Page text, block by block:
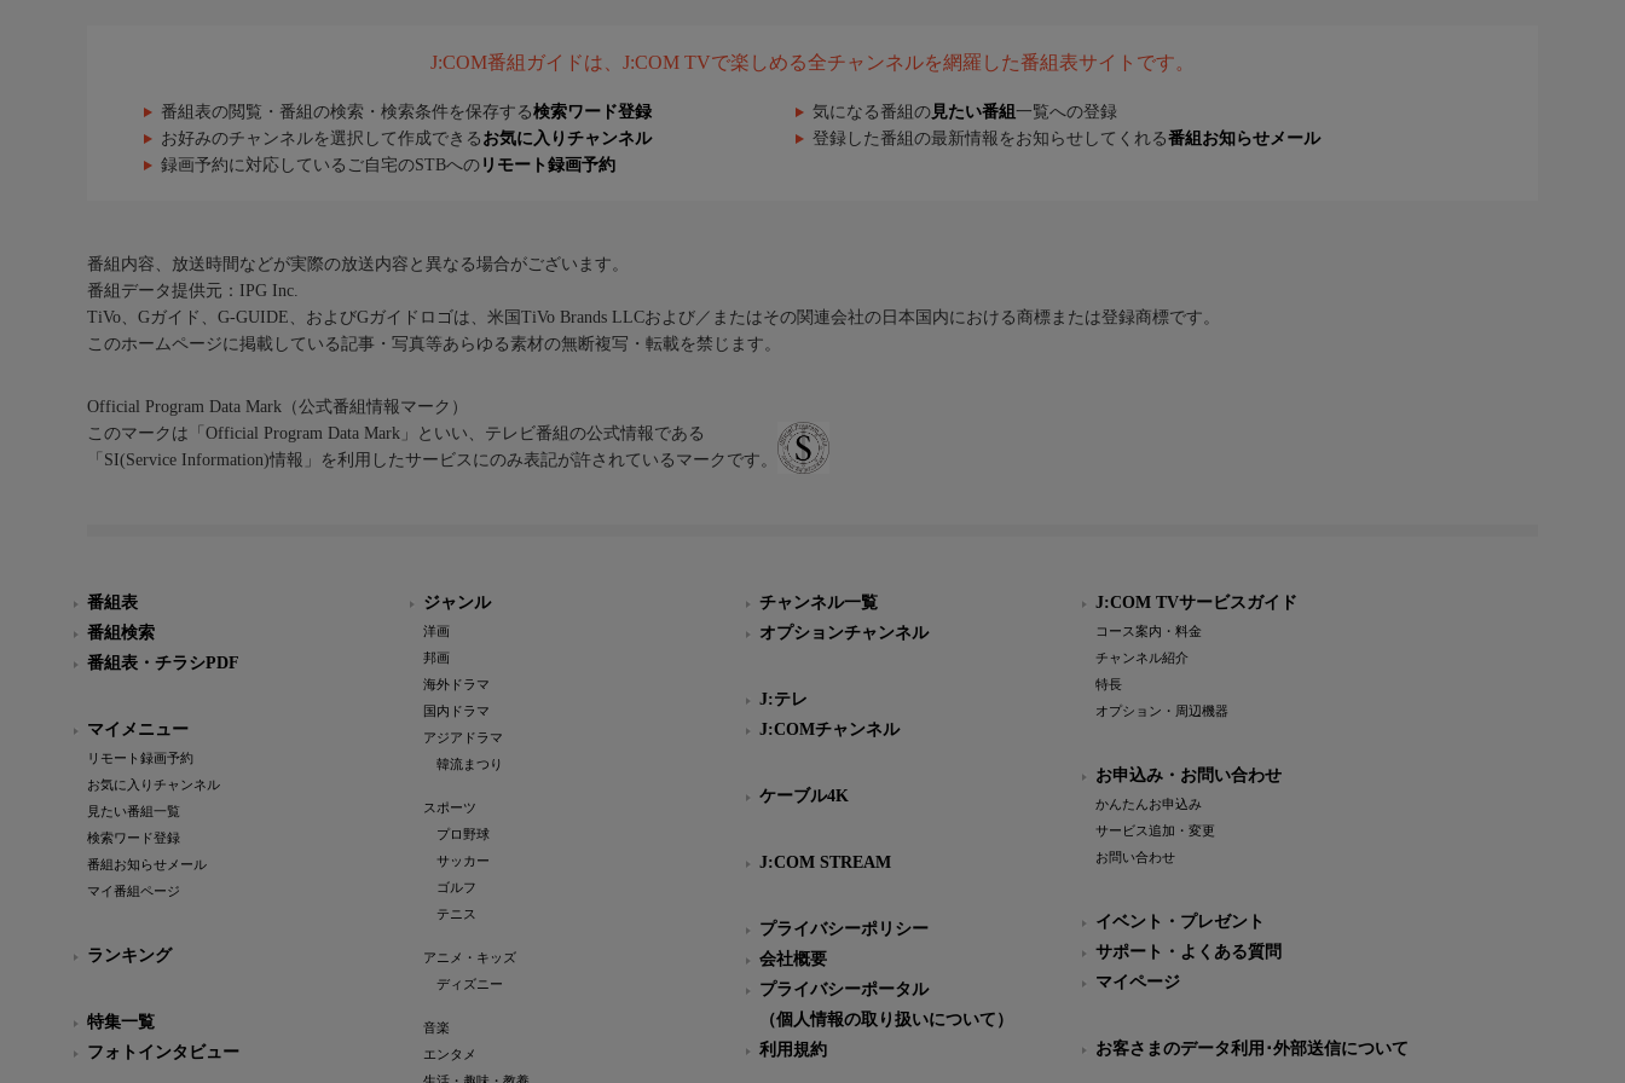
J:COM番組ガイドは、J:COM TVで楽しめる全チャンネルを網羅した番組表サイトです。
番組表の閲覧・番組の検索・検索条件を保存する検索ワード登録 気になる番組の 見たい番組 一覧への登録
お好みのチャンネルを選択して作成できる お気に入りチャンネル 登録した番組の最新情報をお知らせしてくれる番組お知らせメール
録画予約に対応しているご自宅のSTBへの リモート録画予約
番組内容、放送時間などが実際の放送内容と異なる場合がございます。
番組データ提供元：IPG Inc.
TiVo、Gガイド、G-GUIDE、およびGガイドロゴは、米国TiVo Brands LLCおよび／またはその関連会社の日本国内における商標または登録商標です。
このホームページに掲載している記事・写真等あらゆる素材の無断複写・転載を禁じます。
Official Program Data Mark（公式番組情報マーク）
このマークは「Official Program Data Mark」といい、テレビ番組の公式情報である
「SI(Service Information)情報」を利用したサービスにのみ表記が許されているマークです。
番組表
番組検索
番組表・チラシPDF
マイメニュー
リモート録画予約
お気に入りチャンネル
見たい番組一覧
検索ワード登録
番組お知らせメール
マイ番組ページ
ランキング
特集一覧
フォトインタビュー
ジャンル
洋画
邦画
海外ドラマ
国内ドラマ
アジアドラマ
韓流まつり
スポーツ
プロ野球
サッカー
ゴルフ
テニス
アニメ・キッズ
ディズニー
音楽
エンタメ
生活・趣味・教養
チャンネル一覧
オプションチャンネル
J:テレ
J:COMチャンネル
ケーブル4K
J:COM STREAM
プライバシーポリシー
会社概要
プライバシーポータル
（個人情報の取り扱いについて）
利用規約
J:COM TVサービスガイド
コース案内・料金
チャンネル紹介
特長
オプション・周辺機器
お申込み・お問い合わせ
かんたんお申込み
サービス追加・変更
お問い合わせ
イベント・プレゼント
サポート・よくある質問
マイページ
お客さまのデータ利用･外部送信について